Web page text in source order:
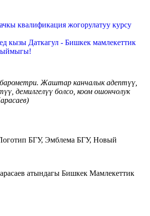
квалификация жогорулатуу курсу
кызы Даткагул - Бишкек мамлекеттик
Жаштар канчалык адептүү,
демилгелүү болсо, коом ошончолук
атындагы Бишкек Мамлекеттик